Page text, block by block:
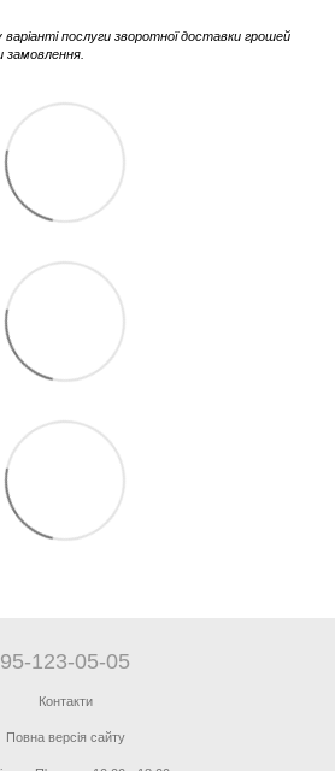
послуги зворотної доставки грошей
замовлення.
123-05-05
Контакти
Повна версія сайту